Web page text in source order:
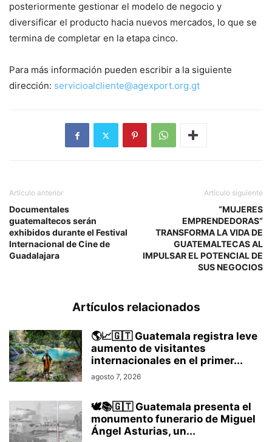
posteriormente gestionar el modelo de negocio y
diversificar el producto hacia nuevos mercados, lo que se
termina de completar en la etapa cinco.
Para más información pueden escribir a la siguiente
dirección: servicioalcliente@agexport.org.gt
Artículo anterior
Documentales
guatemaltecos serán
exhibidos durante el Festival
Internacional de Cine de
Guadalajara
Artículo siguiente
“MUJERES
EMPRENDEDORAS”
TRANSFORMA LA VIDA DE
GUATEMALTECAS AL
IMPULSAR EL POTENCIAL DE
SUS NEGOCIOS
Artículos relacionados
🌎📈🇬🇹 Guatemala registra leve
aumento de visitantes
internacionales en el primer...
agosto 7, 2026
🕊️📚🇬🇹 Guatemala presenta el
monumento funerario de Miguel
Ángel Asturias, un...